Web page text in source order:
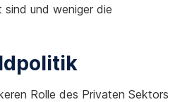
und weniger die
Rolle des Privaten Sektors